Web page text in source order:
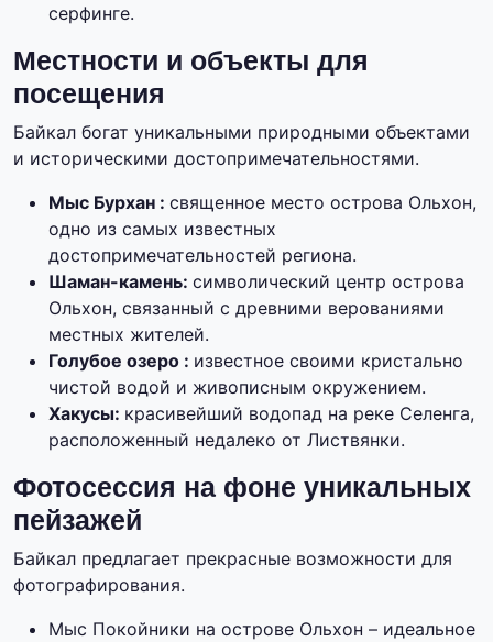
серфинге.
Местности и объекты для
посещения
Байкал богат уникальными природными объектами
и историческими достопримечательностями.
Мыс Бурхан : священное место острова Ольхон,
одно из самых известных
достопримечательностей региона.
Шаман-камень: символический центр острова
Ольхон, связанный с древними верованиями
местных жителей.
Голубое озеро : известное своими кристально
чистой водой и живописным окружением.
Хакусы: красивейший водопад на реке Селенга,
расположенный недалеко от Листвянки.
Фотосессия на фоне уникальных
пейзажей
Байкал предлагает прекрасные возможности для
фотографирования.
Мыс Покойники на острове Ольхон – идеальное